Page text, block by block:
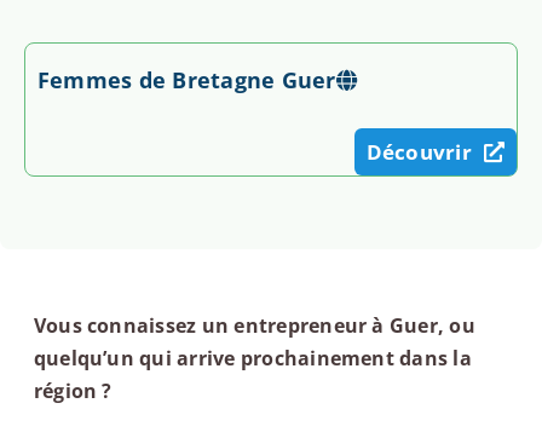
Femmes de Bretagne Guer
Découvrir
Vous connaissez un entrepreneur à Guer, ou
quelqu’un qui arrive prochainement dans la
région ?